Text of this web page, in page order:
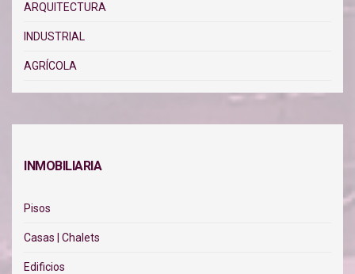
ARQUITECTURA
INDUSTRIAL
AGRÍCOLA
INMOBILIARIA
Pisos
Casas | Chalets
Edificios